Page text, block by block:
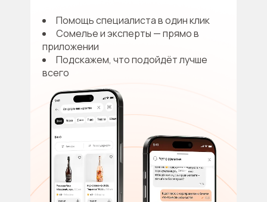
Помощь специалиста в один клик
Сомелье и эксперты — прямо в
приложении
Подскажем, что подойдёт лучше
всего